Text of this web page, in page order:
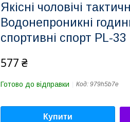
Якісні чоловічі
Водонепроникні
спортивні спорт PL-33
577 ₴
Готово до відправки Код: 979h5b7e
Купити